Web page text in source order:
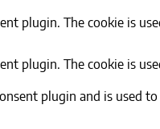
plugin. The cookie is
plugin. The cookie is
plugin and is